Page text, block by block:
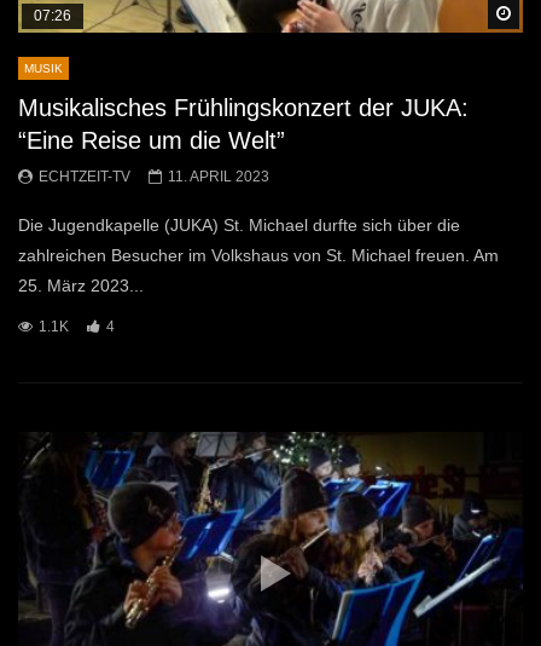
07:26
MUSIK
Musikalisches Frühlingskonzert der JUKA:
“Eine Reise um die Welt”
ECHTZEIT-TV 11. APRIL 2023
Die Jugendkapelle (JUKA) St. Michael durfte sich über die
zahlreichen Besucher im Volkshaus von St. Michael freuen. Am
25. März 2023...
1.1K 4